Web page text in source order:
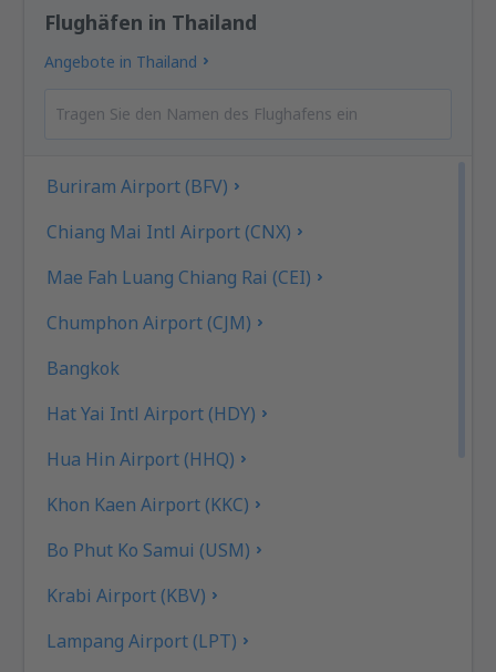
Flughäfen in Thailand
Angebote in Thailand
Buriram Airport (BFV)
Chiang Mai Intl Airport (CNX)
Mae Fah Luang Chiang Rai (CEI)
Chumphon Airport (CJM)
Bangkok
Hat Yai Intl Airport (HDY)
Hua Hin Airport (HHQ)
Khon Kaen Airport (KKC)
Bo Phut Ko Samui (USM)
Krabi Airport (KBV)
Lampang Airport (LPT)